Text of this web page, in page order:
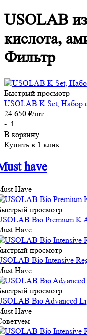
USOLAB
кислота,
Фильтр
Быстрый просмотр
USOLAB K Set, Набор
24 650 ₽/шт
-
В корзину
Купить в 1 клик
have
Have
просмотр
Bio Premium K
Have
просмотр
Bio Intensive
Have
просмотр
Bio Advanced
Have